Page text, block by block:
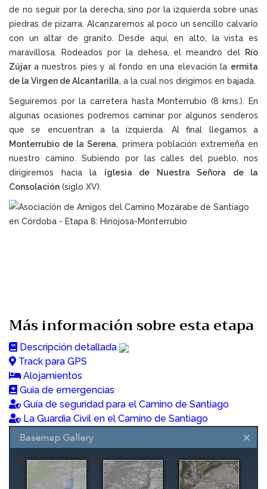
de no seguir por la derecha, sino por la izquierda sobre unas
piedras de pizarra. Alcanzaremos al poco un sencillo calvario
con un altar de granito. Desde aquí, en alto, la vista es
maravillosa. Rodeados por la dehesa, el meandro del
Río
Zújar a nuestros pies y al fondo en una elevación la ermita
de la Virgen de Alcantarilla, a la cual nos dirigimos en bajada.
Seguiremos por la carretera hasta Monterrubio (8 kms.). En
algunas ocasiones podremos caminar por algunos senderos
que se encuentran a la izquierda. Al final llegamos a
Monterrubio de la Serena, primera población extremeña en
nuestro camino. Subiendo por las calles del pueblo, nos
dirigiremos hacia la iglesia de Nuestra Señora de la
Consolación (siglo XV).
Más información sobre esta etapa
Descripción detallada
Track para GPS
Alojamientos
Guía de emergencias
Guía de seguridad para el Camino de Santiago
La Guardia Civil en el Camino de Santiago